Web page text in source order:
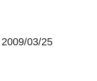
03/25